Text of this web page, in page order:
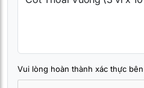
Vui lòng hoàn thành xác thực